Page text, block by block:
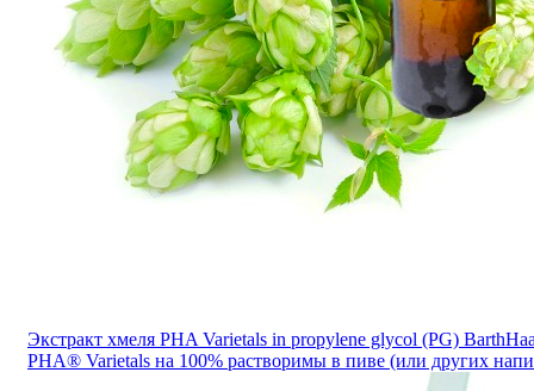
Экстракт хмеля PHA Varietals in propylene glycol (PG)
PHA® Varietals на 100% растворимы в пиве (или других